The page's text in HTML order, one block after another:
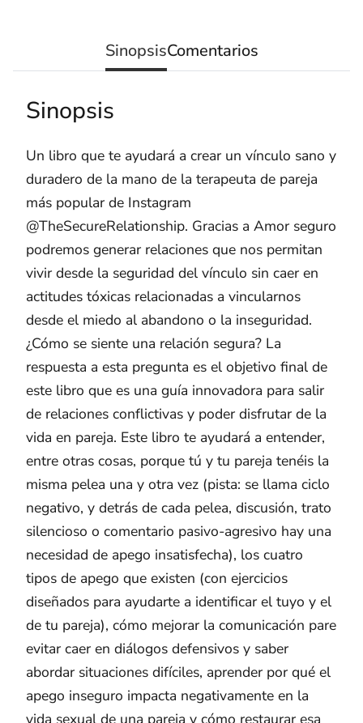
SinopsisComentarios
Sinopsis
Un libro que te ayudará a crear un vínculo sano y
duradero de la mano de la terapeuta de pareja
más popular de Instagram
@TheSecureRelationship. Gracias a Amor seguro
podremos generar relaciones que nos permitan
vivir desde la seguridad del vínculo sin caer en
actitudes tóxicas relacionadas a vincularnos
desde el miedo al abandono o la inseguridad.
¿Cómo se siente una relación segura? La
respuesta a esta pregunta es el objetivo final de
este libro que es una guía innovadora para salir
de relaciones conflictivas y poder disfrutar de la
vida en pareja. Este libro te ayudará a entender,
entre otras cosas, porque tú y tu pareja tenéis la
misma pelea una y otra vez (pista: se llama ciclo
negativo, y detrás de cada pelea, discusión, trato
silencioso o comentario pasivo-agresivo hay una
necesidad de apego insatisfecha), los cuatro
tipos de apego que existen (con ejercicios
diseñados para ayudarte a identificar el tuyo y el
de tu pareja), cómo mejorar la comunicación pare
evitar caer en diálogos defensivos y saber
abordar situaciones difíciles, aprender por qué el
apego inseguro impacta negativamente en la
vida sexual de una pareja y cómo restaurar esa